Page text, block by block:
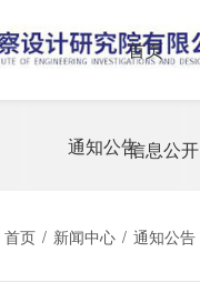
首页
信息公开
通知公告
首页 / 新闻中心 / 通知公告